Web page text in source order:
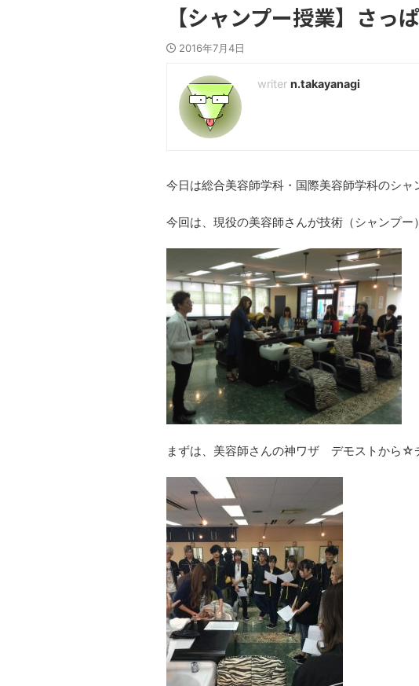
【シャンプー授業】さっ
2016年7月4日
n.takayanagi
今日は総合美容師学科・国際美容師学科のシャ
今回は、現役の美容師さんが技術（シャンプ
まずは、美容師さんの神ワザ デモストから☆